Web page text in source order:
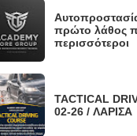
πρώτο λάθος
περισσότεροι
TACTICAL
02-26 / ΛΑΡΙΣΑ